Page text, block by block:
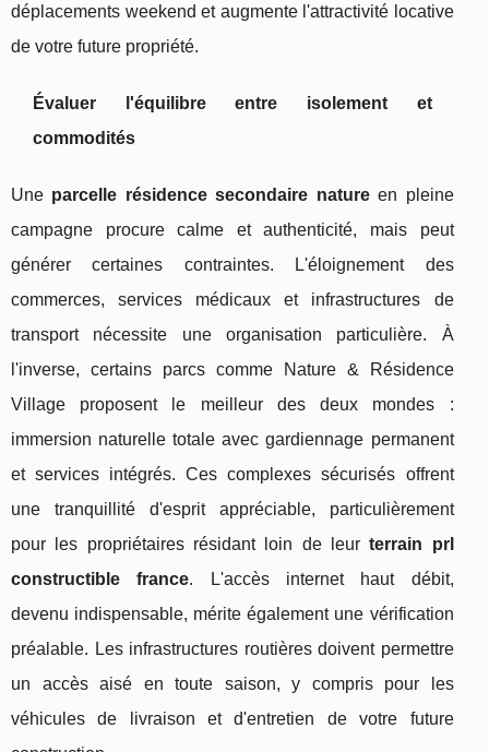
déplacements weekend et augmente l'attractivité locative
de votre future propriété.
Évaluer l'équilibre entre isolement et
commodités
Une parcelle résidence secondaire natureen pleine
campagne procure calme et authenticité, mais peut
générer certaines contraintes. L'éloignement des
commerces, services médicaux et infrastructures de
transport nécessite une organisation particulière. À
l'inverse, certains parcs comme Nature & Résidence
Village proposent le meilleur des deux mondes :
immersion naturelle totale avec gardiennage permanent
et services intégrés. Ces complexes sécurisés offrent
une tranquillité d'esprit appréciable, particulièrement
pour les propriétaires résidant loin de leurterrain prl
constructible france. L'accès internet haut débit,
devenu indispensable, mérite également une vérification
préalable. Les infrastructures routières doivent permettre
un accès aisé en toute saison, y compris pour les
véhicules de livraison et d'entretien de votre future